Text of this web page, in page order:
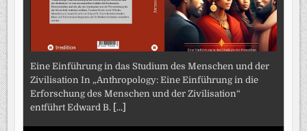
Eine Einführung in das Studium des Menschen und der
Zivilisation In „Anthropology: Eine Einführung in die
Erforschung des Menschen und der Zivilisation“
entführt Edward B. [...]